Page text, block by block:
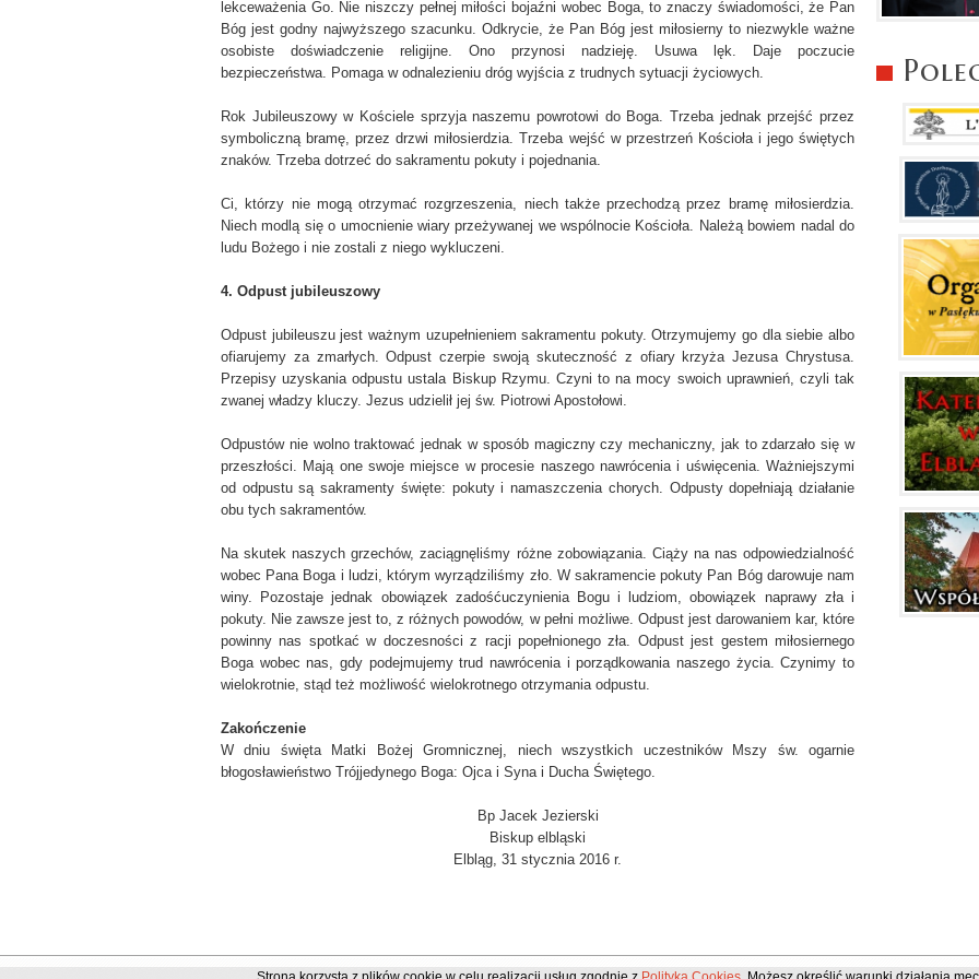
lekceważenia Go. Nie niszczy pełnej miłości bojaźni wobec Boga, to znaczy świadomości, że Pan
Bóg jest godny najwyższego szacunku. Odkrycie, że Pan Bóg jest miłosierny to niezwykle ważne
osobiste doświadczenie religijne. Ono przynosi nadzieję. Usuwa lęk. Daje poczucie
bezpieczeństwa. Pomaga w odnalezieniu dróg wyjścia z trudnych sytuacji życiowych.
Rok Jubileuszowy w Kościele sprzyja naszemu powrotowi do Boga. Trzeba jednak przejść przez
symboliczną bramę, przez drzwi miłosierdzia. Trzeba wejść w przestrzeń Kościoła i jego świętych
znaków. Trzeba dotrzeć do sakramentu pokuty i pojednania.
Ci, którzy nie mogą otrzymać rozgrzeszenia, niech także przechodzą przez bramę miłosierdzia.
Niech modlą się o umocnienie wiary przeżywanej we wspólnocie Kościoła. Należą bowiem nadal do
ludu Bożego i nie zostali z niego wykluczeni.
4. Odpust jubileuszowy
Odpust jubileuszu jest ważnym uzupełnieniem sakramentu pokuty. Otrzymujemy go dla siebie albo
ofiarujemy za zmarłych. Odpust czerpie swoją skuteczność z ofiary krzyża Jezusa Chrystusa.
Przepisy uzyskania odpustu ustala Biskup Rzymu. Czyni to na mocy swoich uprawnień, czyli tak
zwanej władzy kluczy. Jezus udzielił jej św. Piotrowi Apostołowi.
Odpustów nie wolno traktować jednak w sposób magiczny czy mechaniczny, jak to zdarzało się w
przeszłości. Mają one swoje miejsce w procesie naszego nawrócenia i uświęcenia. Ważniejszymi
od odpustu są sakramenty święte: pokuty i namaszczenia chorych. Odpusty dopełniają działanie
obu tych sakramentów.
Na skutek naszych grzechów, zaciągnęliśmy różne zobowiązania. Ciąży na nas odpowiedzialność
wobec Pana Boga i ludzi, którym wyrządziliśmy zło. W sakramencie pokuty Pan Bóg darowuje nam
winy. Pozostaje jednak obowiązek zadośćuczynienia Bogu i ludziom, obowiązek naprawy zła i
pokuty. Nie zawsze jest to, z różnych powodów, w pełni możliwe. Odpust jest darowaniem kar, które
powinny nas spotkać w doczesności z racji popełnionego zła. Odpust jest gestem miłosiernego
Boga wobec nas, gdy podejmujemy trud nawrócenia i porządkowania naszego życia. Czynimy to
wielokrotnie, stąd też możliwość wielokrotnego otrzymania odpustu.
Zakończenie
W dniu święta Matki Bożej Gromnicznej, niech wszystkich uczestników Mszy św. ogarnie
błogosławieństwo Trójjedynego Boga: Ojca i Syna i Ducha Świętego.
Bp Jacek Jezierski
Biskup elbląski
Elbląg, 31 stycznia 2016 r.